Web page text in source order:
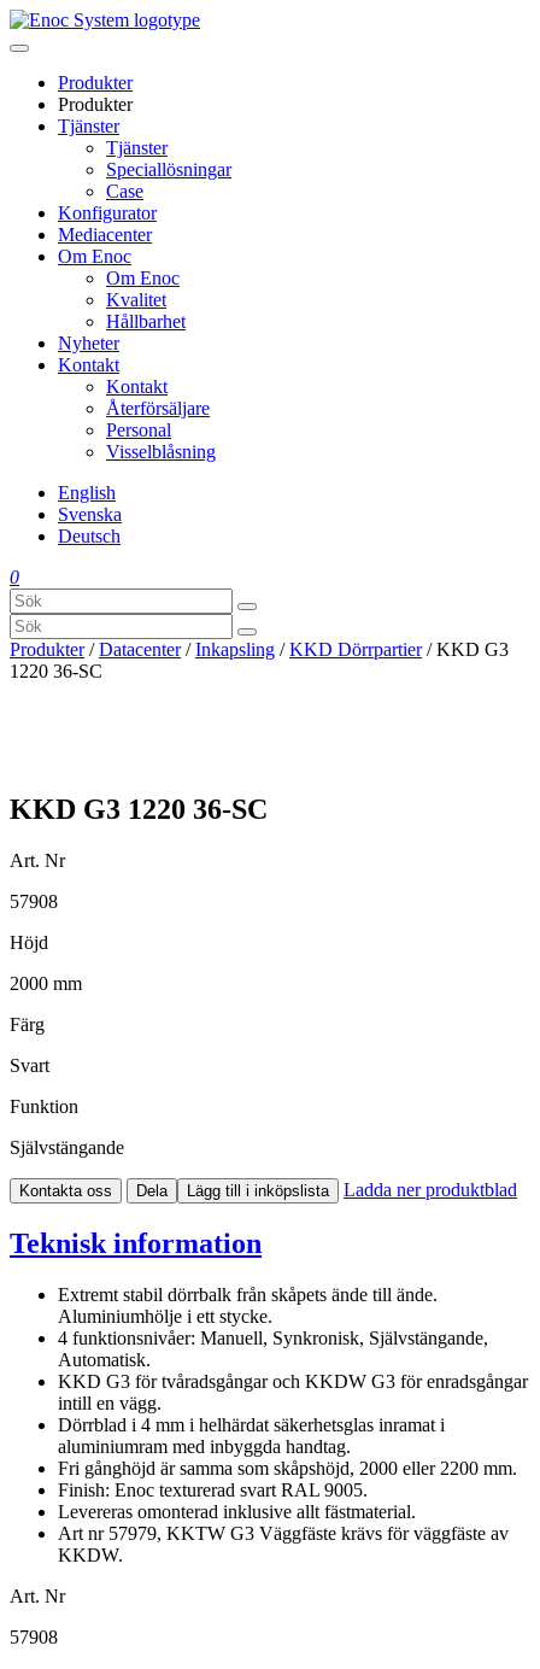
Skip
to
Produkter
Produkter
Tjänster
Tjänster
Speciallösningar
Case
Konfigurator
Mediacenter
Om Enoc
Om Enoc
Kvalitet
Hållbarhet
Nyheter
Kontakt
Kontakt
Återförsäljare
Personal
Visselblåsning
English
Svenska
Deutsch
0
Produkter/Datacenter/Inkapsling /KKD Dörrpartier/ KKD G3
1220 36-SC
KKD G3 1220 36-SC
Art. Nr
57908
Höjd
2000 mm
Färg
Svart
Funktion
Självstängande
Kontakta oss Dela Lägg till i inköpslista Ladda ner produktblad
Teknisk information
Extremt stabil dörrbalk från skåpets ände till ände.
Aluminiumhölje i ett stycke.
4 funktionsnivåer: Manuell, Synkronisk, Självstängande,
Automatisk.
KKD G3 för tvåradsgångar och KKDW G3 för enradsgångar
intill en vägg.
Dörrblad i 4 mm i helhärdat säkerhetsglas inramat i
aluminiumram med inbyggda handtag.
Fri gånghöjd är samma som skåpshöjd, 2000 eller 2200 mm.
Finish: Enoc texturerad svart RAL 9005.
Levereras omonterad inklusive allt fästmaterial.
Art nr 57979, KKTW G3 Väggfäste krävs för väggfäste av
KKDW.
Art. Nr
57908